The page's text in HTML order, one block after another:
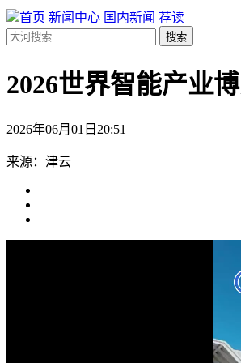
首页 新闻中心 国内新闻 荐读
搜索
2026世界智能产业
2026年06月01日20:51
来源：津云